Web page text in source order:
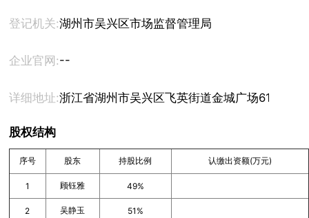
登记机关:湖州市吴兴区市场监督管理局
企业官网:--
详细地址:浙江省湖州市吴兴区飞英街道金城广场618室 （
股权结构
序号 股东 持股比例 认缴出资额(万元)
1 顾钰雅 49%
2 吴静玉 51%